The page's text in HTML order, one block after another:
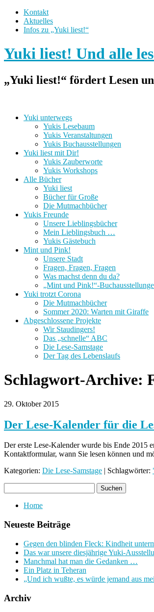
Kontakt
Aktuelles
Infos zu „Yuki liest!“
Yuki liest! Und alle
„Yuki liest!“ fördert Lesen
Yuki unterwegs
Yukis Lesebaum
Yukis Veranstaltungen
Yukis Buchausstellungen
Yuki liest mit Dir!
Yukis Zauberworte
Yukis Workshops
Alle Bücher
Yuki liest
Bücher für Große
Die Mutmachbücher
Yukis Freunde
Unsere Lieblingsbücher
Mein Lieblingsbuch …
Yukis Gästebuch
Mint und Pink!
Unsere Stadt
Fragen, Fragen, Fragen
Was machst denn du da?
„Mint und Pink!“-
Yuki trotzt Corona
Die Mutmachbücher
Sommer 2020: Warten mit Giraffe
Abgeschlossene Projekte
Wir Staudingers!
Das „schnelle“ ABC
Die Lese-Samstage
Der Tag des Lebenslaufs
Schlagwort-Archive:
29. Oktober 2015
Der Lese-Kalender für die
Der erste Lese-Kalender wurde bis Ende 2015
Kontaktformular, wann Sie lesen können und
Kategorien: Die Lese-Samstage | Schlagwörter:
Home
Neueste Beiträge
Gegen den blinden Fleck: Kindheit
Das war unsere diesjährige Yuki-
Manchmal hat man die Gedanken …
Ein Platz in Teheran
„Und ich wußte, es würde jemand aus
Archiv